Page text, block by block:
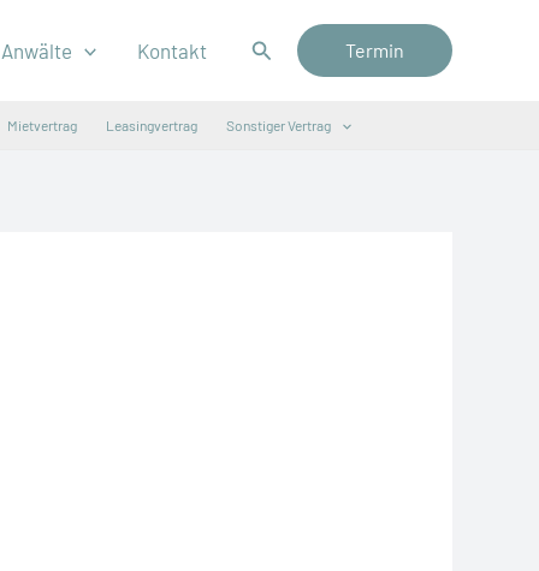
Anwälte Kontakt Suchen Termin
Mietvertrag Leasingvertrag Sonstiger Vertrag